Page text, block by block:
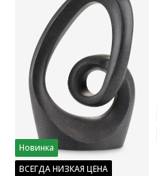
Новинка
ВСЕГДА НИЗКАЯ ЦЕНА